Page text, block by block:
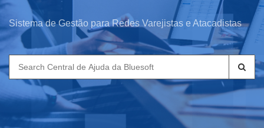
Sistema de Gestão para Redes Varejistas e Atacadistas
Search
for: